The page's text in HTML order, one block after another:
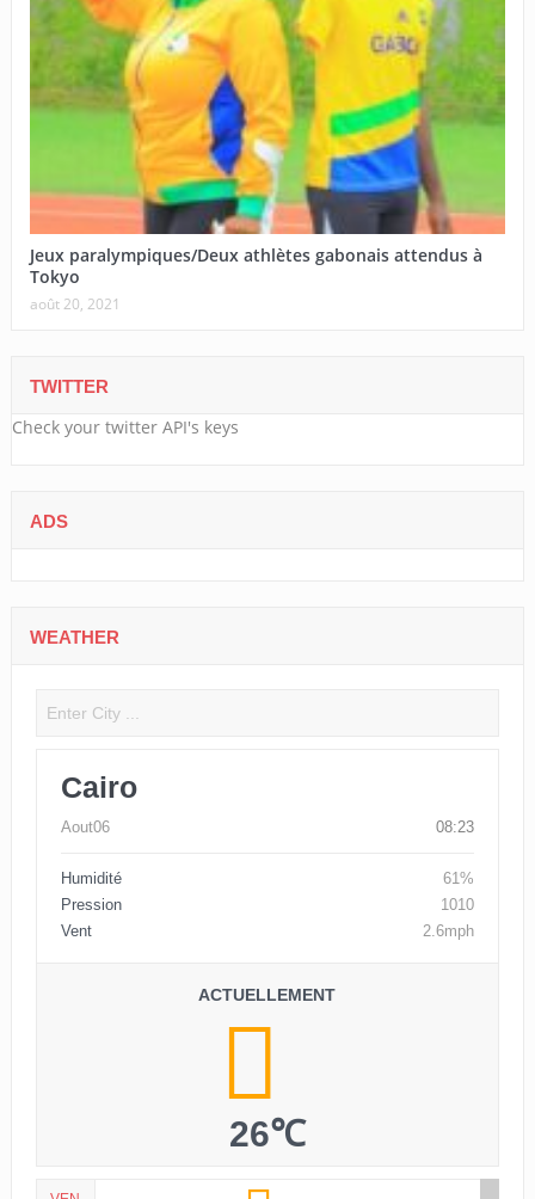
Jeux paralympiques/Deux athlètes gabonais attendus à
Tokyo
août 20, 2021
TWITTER
Check your twitter API's keys
ADS
WEATHER
Cairo
Aout06 08:23
Humidité
61%
Pression
1010
Vent
2.6mph
ACTUELLEMENT
26℃